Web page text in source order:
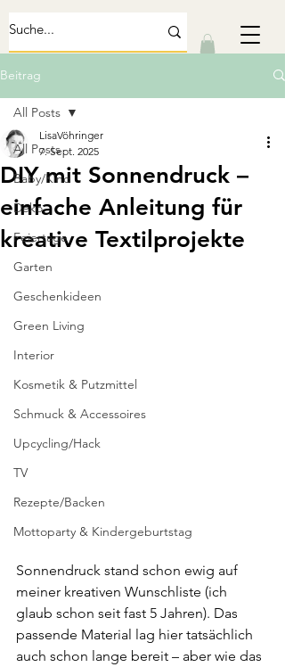
Beitrag
All Posts
Baby/Kind
Deko
Feiertage
Garten
Geschenkideen
Green Living
Interior
Kosmetik & Putzmittel
Schmuck & Accessoires
Upcycling/Hack
TV
Rezepte/Backen
Mottoparty & Kindergeburtstag
All Posts
DIY mit Sonnendruck –
einfache Anleitung für
kreative Textilprojekte
LisaVöhringer
7. Sept. 2025
Sonnendruck stand schon ewig auf
meiner kreativen Wunschliste (ich
glaub schon seit fast 5 Jahren). Das
passende Material lag hier tatsächlich
auch schon lange bereit – aber wie das